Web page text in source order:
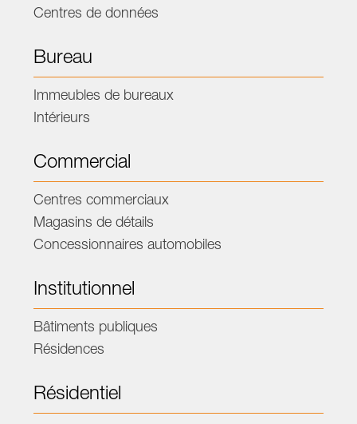
Centres de données
Bureau
Immeubles de bureaux
Intérieurs
Commercial
Centres commerciaux
Magasins de détails
Concessionnaires automobiles
Institutionnel
Bâtiments publiques
Résidences
Résidentiel